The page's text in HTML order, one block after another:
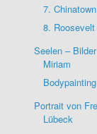
7. Chinatown
8.
Seelen – Bilder
Miriam
Bodypainting
Portrait von
Lübeck